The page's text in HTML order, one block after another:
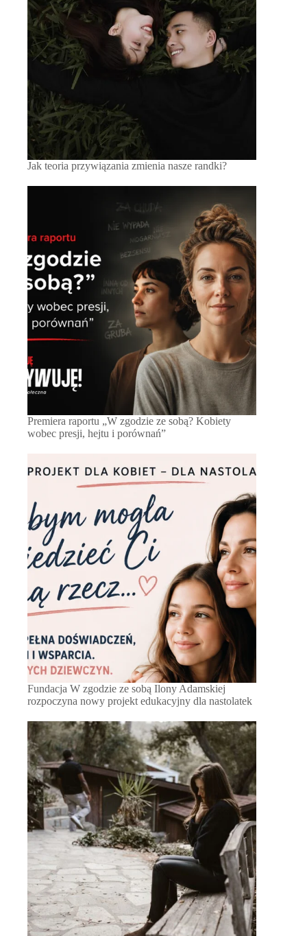
Jak teoria przywiązania zmienia nasze randki?
Premiera raportu „W zgodzie ze sobą? Kobiety
wobec presji, hejtu i porównań”
Fundacja W zgodzie ze sobą Ilony Adamskiej
rozpoczyna nowy projekt edukacyjny dla nastolatek